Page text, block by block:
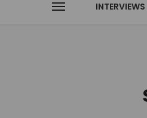
INTERVIEWS